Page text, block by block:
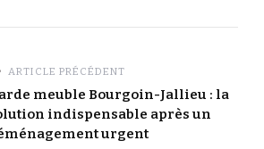
ARTICLE PRÉCÉDENT
meuble Bourgoin-Jallieu : la
indispensable après un
urgent